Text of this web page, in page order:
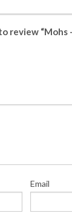
review “Mohs
Email